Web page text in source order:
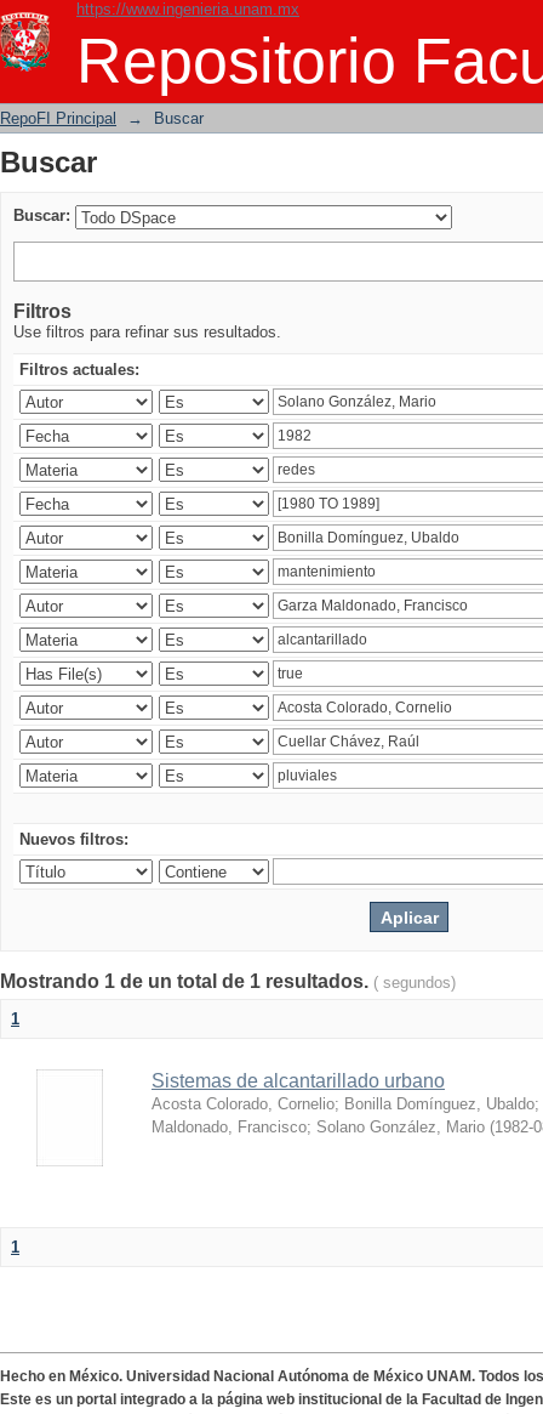
https://www.ingenieria.unam.mx
Repositorio
Buscar
RepoFI Principal → Buscar
Buscar
Buscar:
Filtros
Use filtros para refinar sus resultados.
Filtros actuales:
Nuevos filtros:
Mostrando 1 de un total de 1 resultados. ( segundos)
1
Sistemas de alcantarillado urbano
Acosta Colorado, Cornelio; Bonilla Domínguez, Ubaldo;
Maldonado, Francisco; Solano González, Mario (1982-
1
Hecho en México. Universidad Nacional Autónoma de México UNAM. Todos
Este es un portal integrado a la página web institucional de la Facultad de